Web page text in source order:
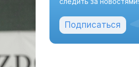
Подписаться